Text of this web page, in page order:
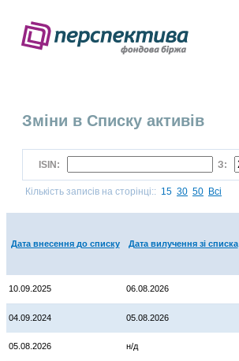
Зміни в Списку активів
ISIN: З:
Кількість записів на сторінці:: 15 30 50 Всі
Дата внесення до списку Дата вилучення зі списка
10.09.2025 06.08.2026
04.09.2024 05.08.2026
05.08.2026 н/д